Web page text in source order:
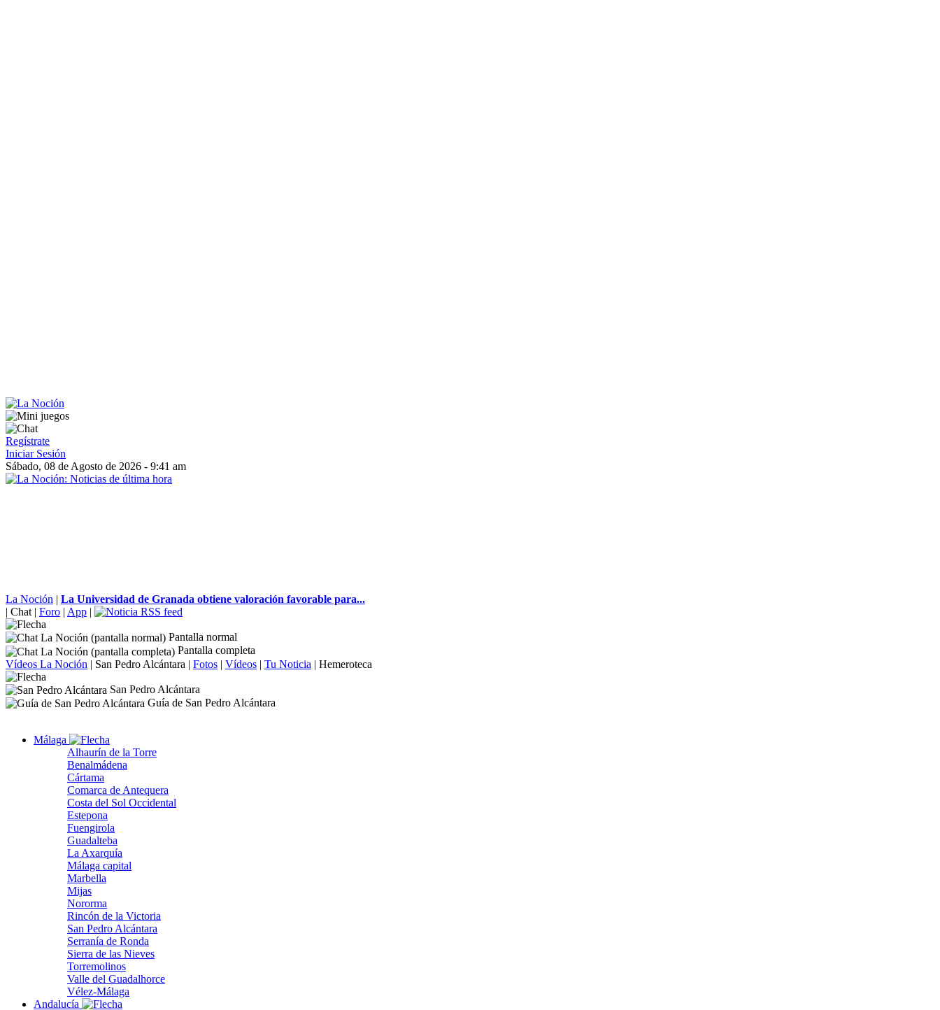
Regístrate
Iniciar Sesión
Sábado, 08 de Agosto de 2026 - 9:41 am
La Noción | La Universidad de Granada obtiene valoración favorable para...
| Chat | Foro | App |
Pantalla normal
Pantalla completa
Vídeos La Noción | San Pedro Alcántara | Fotos | Vídeos | Tu Noticia | Hemeroteca
San Pedro Alcántara
Guía de San Pedro Alcántara
Málaga
Alhaurín de la Torre
Benalmádena
Cártama
Comarca de Antequera
Costa del Sol Occidental
Estepona
Fuengirola
Guadalteba
La Axarquía
Málaga capital
Marbella
Mijas
Nororma
Rincón de la Victoria
San Pedro Alcántara
Serranía de Ronda
Sierra de las Nieves
Torremolinos
Valle del Guadalhorce
Vélez-Málaga
Andalucía